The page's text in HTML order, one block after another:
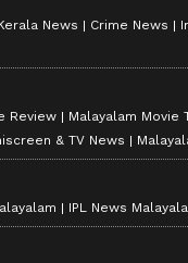
News Crime News
Review Malayalam Movie
& TV News
IPL News